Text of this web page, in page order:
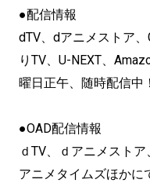
●配信情報
dTV、dアニメストア、
りTV、U-NEXT、
曜日正午、随時配信中！
●OAD配信情報
ｄTV、ｄアニメストア
アニメタイムズほか